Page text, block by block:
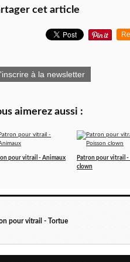
cet article
à la newsletter
aimerez aussi :
pour vitrail - Animaux
Patron pour vitrail -
clown
pour vitrail - Tortue